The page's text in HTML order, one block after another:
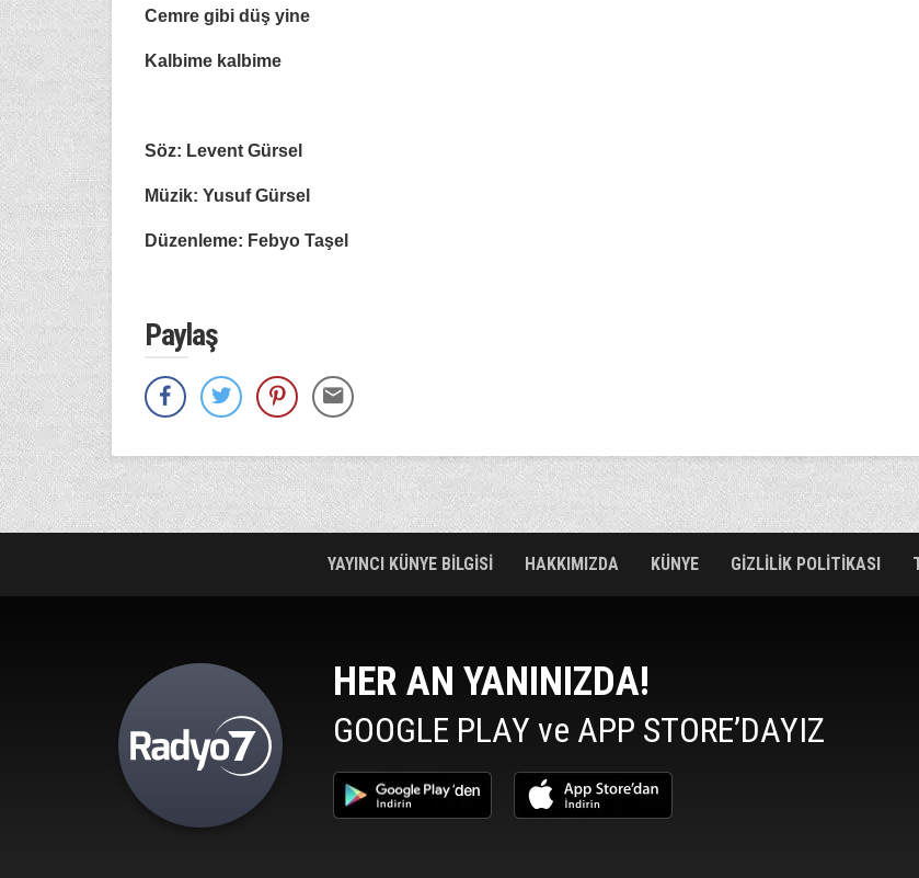
Cemre gibi düş yine
Kalbime kalbime
Söz: Levent Gürsel
Müzik: Yusuf Gürsel
Düzenleme: Febyo Taşel
Paylaş
YAYINCI KÜNYE BİLGİSİ HAKKIMIZDA KÜNYE GİZLİLİK POLİTİKASI
HER AN YANINIZDA!
GOOGLE PLAY ve APP STORE’DAYIZ